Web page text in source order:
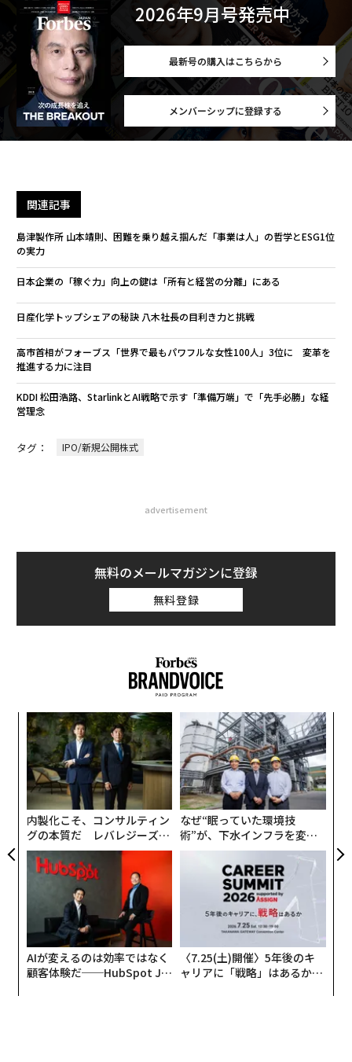
2026年9月号発売中
最新号の購入はこちらから
メンバーシップに登録する
関連記事
島津製作所 山本靖則、困難を乗り越え掴んだ「事業は人」の哲学とESG1位
の実力
日本企業の「稼ぐ力」向上の鍵は「所有と経営の分離」にある
日産化学トップシェアの秘訣 八木社長の目利き力と挑戦
高市首相がフォーブス「世界で最もパワフルな女性100人」3位に 変革を
推進する力に注目
KDDI 松田浩路、StarlinkとAI戦略で示す「準備万端」で「先手必勝」な経
営理念
タグ： IPO/新規公開株式
advertisement
無料のメールマガジンに登録
無料登録
内製化こそ、コンサルティン
グの本質だ レバレジーズが
実践する、次世代ファームの
全貌
なぜ“眠っていた環境技
術”が、下水インフラを変え
たのか──産総研×月島JFE
アクアソリューションの10年
AIが変えるのは効率ではなく
顧客体験だ──HubSpot Ja
〈7.25(土)開催〉5年後のキ
ャリアに「戦略」はあるか。